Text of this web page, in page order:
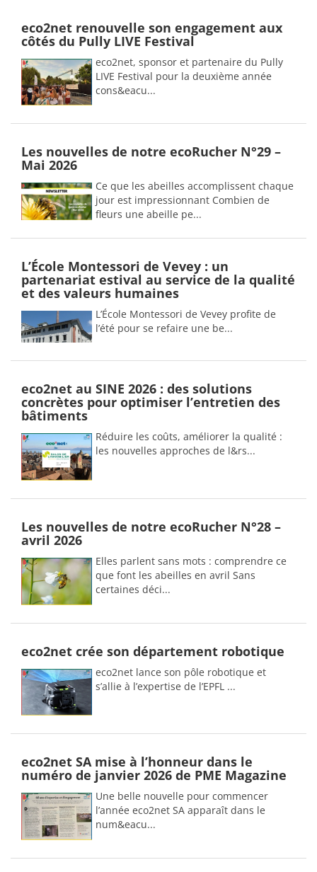
eco2net renouvelle son engagement aux
côtés du Pully LIVE Festival
eco2net, sponsor et partenaire du Pully
LIVE Festival pour la deuxième année
cons&eacu...
Les nouvelles de notre ecoRucher N°29 –
Mai 2026
Ce que les abeilles accomplissent chaque
jour est impressionnant Combien de
fleurs une abeille pe...
L’École Montessori de Vevey : un
partenariat estival au service de la qualité
et des valeurs humaines
L’École Montessori de Vevey profite de
l’été pour se refaire une be...
eco2net au SINE 2026 : des solutions
concrètes pour optimiser l’entretien des
bâtiments
Réduire les coûts, améliorer la qualité :
les nouvelles approches de l&rs...
Les nouvelles de notre ecoRucher N°28 –
avril 2026
Elles parlent sans mots : comprendre ce
que font les abeilles en avril Sans
certaines déci...
eco2net crée son département robotique
eco2net lance son pôle robotique et
s’allie à l’expertise de l’EPFL ...
eco2net SA mise à l’honneur dans le
numéro de janvier 2026 de PME Magazine
Une belle nouvelle pour commencer
l’année eco2net SA apparaît dans le
num&eacu...